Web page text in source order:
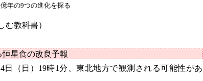
年の9つの進化を探る
む教科書）
星食の改良予報
日（日）19時1分、東北地方で観測される可能性があ